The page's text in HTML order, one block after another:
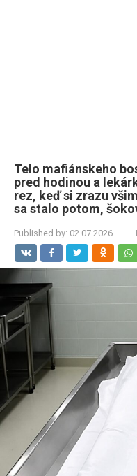
Telo mafiánskeho
pred hodinou a
rez, keď si zrazu
sa stalo potom,
Published by: 02.07.2026